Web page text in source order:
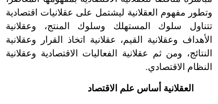
وتطور مفهوم العقلانية ليشتمل على عقلانيات اقتصادية
تتناول سلوك المستهلك وسلوك المنتج، وعقلانية
الأهداف وعقلانية القيم، عقلانية اتخاذ القرار وعقلانية
النتائج، ومن ثم عقلانية الفعاليات الاقتصادية وعقلانية
النظام الاقتصادي.
العقلانية أساس علم الاقتصاد